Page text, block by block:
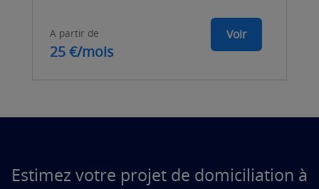
A partir de
25 €/mois
Voir
Estimez votre projet de domiciliation à